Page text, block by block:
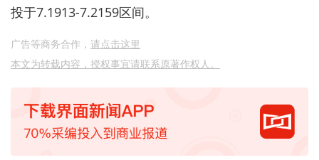
投于7.1913-7.2159区间。
广告等商务合作， 请点击这里
本文为转载内容，授权事宜请联系原著作权人。